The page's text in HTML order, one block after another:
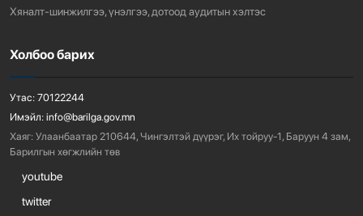
Хяналт-шинжилгээ, үнэлгээ, дотоод аудитын хэлтэс
Холбоо барих
Утас: 70122244
Имэйл: info@barilga.gov.mn
Хаяг: Улаанбаатар 210644, Чингэлтэй дүүрэг, Их тойруу-1, Баруун 4 зам,
Барилгын хөгжлийн төв
youtube
twitter